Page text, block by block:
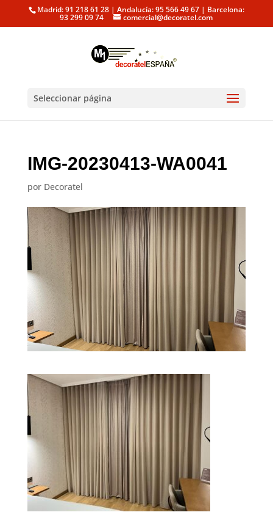
Madrid: 91 218 61 28 | Andalucía: 95 566 49 67 | Barcelona:
93 299 09 74 comercial@decoratel.com
Seleccionar página
IMG-20230413-WA0041
por Decoratel